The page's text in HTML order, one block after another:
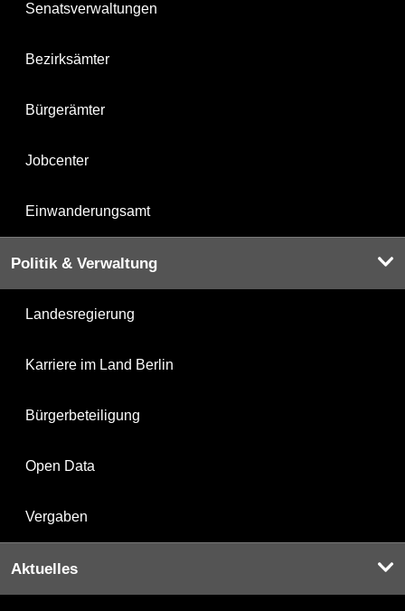
Senatsverwaltungen
Bezirksämter
Bürgerämter
Jobcenter
Einwanderungsamt
Politik & Verwaltung
Landesregierung
Karriere im Land Berlin
Bürgerbeteiligung
Open Data
Vergaben
Aktuelles